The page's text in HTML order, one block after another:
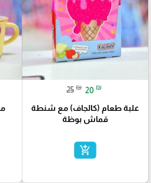
25 ₪ 20 ₪
علبة طعام (كالجاف) مع شنطة
قماش بوظة
add_shopping_cart